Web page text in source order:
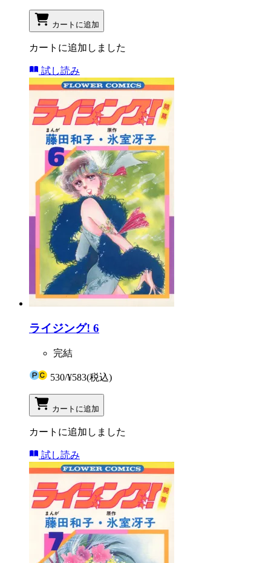
カートに追加
カートに追加しました
試し読み
ライジング! 6
完結
530/¥583(税込)
カートに追加
カートに追加しました
試し読み